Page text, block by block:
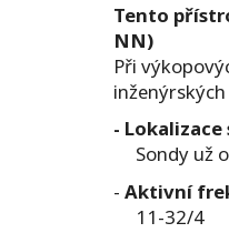
Tento
NN)
Při
-
Sondy už
- Aktivní
11-32/4